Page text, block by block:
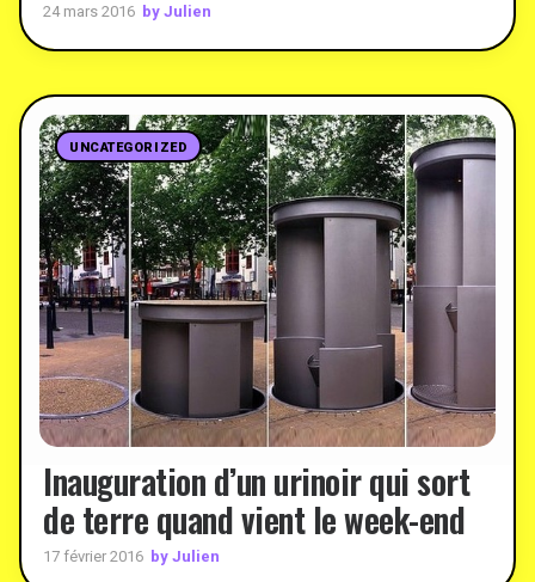
24 mars 2016 by Julien
UNCATEGORIZED
Inauguration d’un urinoir qui sort
de terre quand vient le week-end
17 février 2016 by Julien